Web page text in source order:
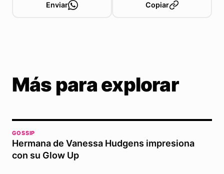
Enviar Copiar
Más para explorar
GOSSIP
Hermana de Vanessa Hudgens impresiona
con su Glow Up